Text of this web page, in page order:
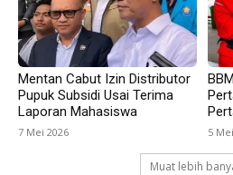
Mentan Cabut Izin Distributor
Pupuk Subsidi Usai Terima
Laporan Mahasiswa
7 Mei 2026 5
Muat lebih